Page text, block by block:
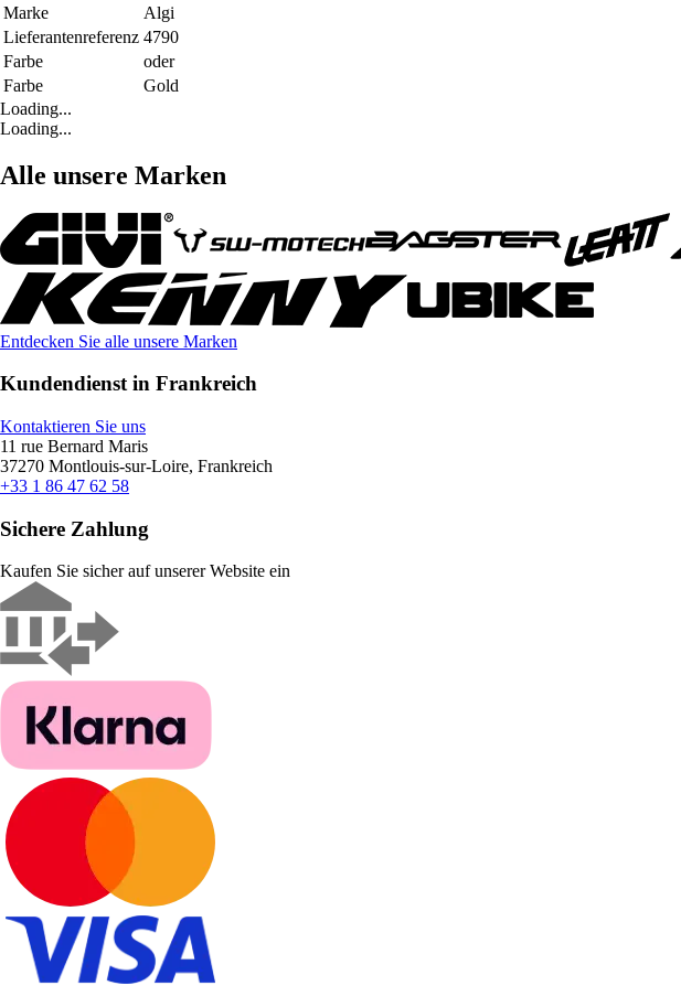
Marke
Algi
Lieferantenreferenz 4790
Farbe
oder
Farbe
Gold
Loading...
Loading...
Alle unsere Marken
Entdecken Sie alle unsere Marken
Kundendienst in Frankreich
Kontaktieren Sie uns
11 rue Bernard Maris
37270 Montlouis-sur-Loire, Frankreich
+33 1 86 47 62 58
Sichere Zahlung
Kaufen Sie sicher auf unserer Website ein